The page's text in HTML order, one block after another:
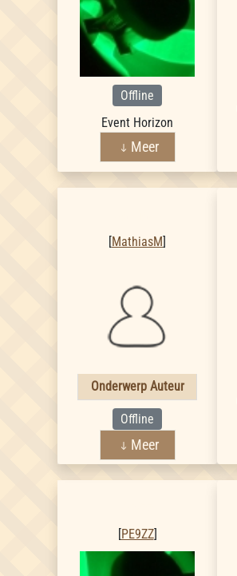
Offline
Event Horizon
Meer
[MathiasM]
Onderwerp Auteur
Offline
Meer
[PE9ZZ]